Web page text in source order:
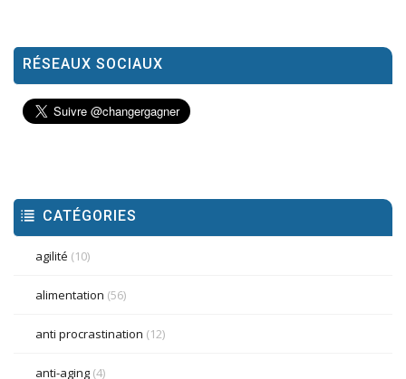
RÉSEAUX SOCIAUX
CATÉGORIES
agilité (10)
alimentation (56)
anti procrastination (12)
anti-aging (4)